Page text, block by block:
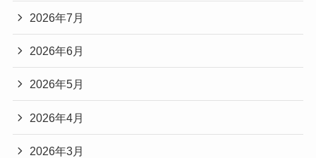
2026年7月
2026年6月
2026年5月
2026年4月
2026年3月